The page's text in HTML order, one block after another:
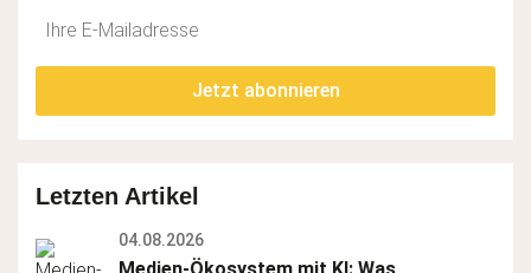
Do
fill
*Ihre
Mailadresse:
Jetzt abonnieren
Letzten Artikel
04.08.2026